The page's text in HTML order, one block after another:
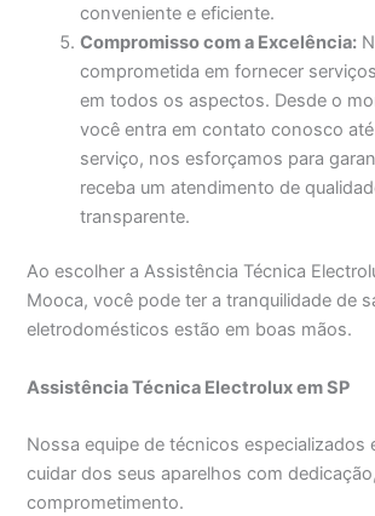
conveniente e eficiente.
Compromisso com a Excelência:
comprometida em fornecer
em todos os aspectos. Desde o
você entra em contato conosco
serviço, nos esforçamos para
receba um atendimento de
transparente.
Ao escolher a Assistência Técnica
Mooca, você pode ter a tranquilidade de
eletrodomésticos estão em boas mãos.
Assistência Técnica Electrolux em SP
Nossa equipe de técnicos especializados
cuidar dos seus aparelhos com
comprometimento.